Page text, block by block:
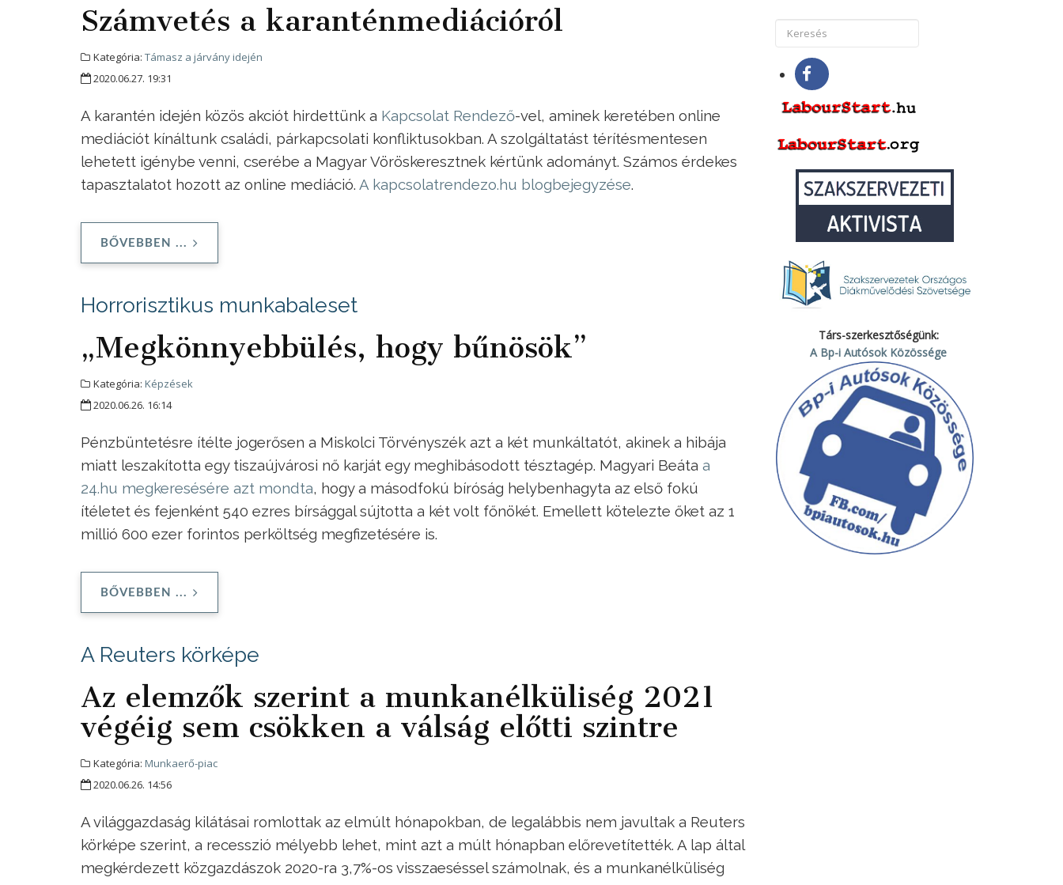
Számvetés a karanténmediációról
Kategória: Támasz a járvány idején
2020.06.27. 19:31
A karantén idején közös akciót hirdettünk a Kapcsolat Rendező-vel, aminek keretében online
mediációt kínáltunk családi, párkapcsolati konfliktusokban. A szolgáltatást térítésmentesen
lehetett igénybe venni, cserébe a Magyar Vöröskeresztnek kértünk adományt. Számos érdekes
tapasztalatot hozott az online mediáció. A kapcsolatrendezo.hu blogbejegyzése.
BŐVEBBEN ...
Horrorisztikus munkabaleset
„Megkönnyebbülés, hogy bűnösök”
Kategória: Képzések
2020.06.26. 16:14
Pénzbüntetésre ítélte jogerősen a Miskolci Törvényszék azt a két munkáltatót, akinek a hibája
miatt leszakította egy tiszaújvárosi nő karját egy meghibásodott tésztagép. Magyari Beáta a
24.hu megkeresésére azt mondta, hogy a másodfokú bíróság helybenhagyta az első fokú
ítéletet és fejenként 540 ezres bírsággal sújtotta a két volt főnökét. Emellett kötelezte őket az 1
millió 600 ezer forintos perköltség megfizetésére is.
BŐVEBBEN ...
A Reuters körképe
Az elemzők szerint a munkanélküliség 2021
végéig sem csökken a válság előtti szintre
Kategória: Munkaerő-piac
2020.06.26. 14:56
A világgazdaság kilátásai romlottak az elmúlt hónapokban, de legalábbis nem javultak a Reuters
körképe szerint, a recesszió mélyebb lehet, mint azt a múlt hónapban előrevetítették. A lap által
megkérdezett közgazdászok 2020-ra 3,7%-os visszaeséssel számolnak, és a munkanélküliség
Társ-szerkesztőségünk:
A Bp-i Autósok Közössége